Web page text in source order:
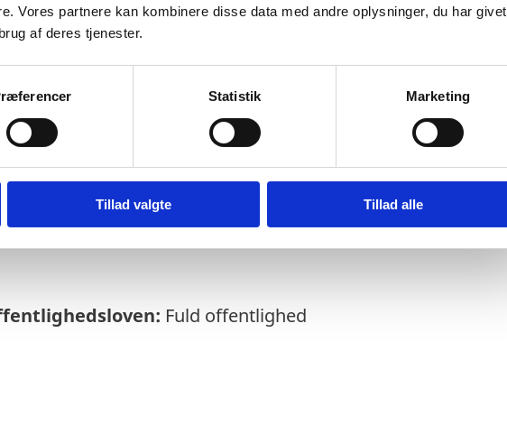
Vores partnere kan kombinere disse data med andre oplysninger, du har givet
af deres tjenester.
Statistik Marketing
Tillad valgte Tillad alle
2025
om enkeltsager bl.a. via abonnement på denne
Fuld offentlighed